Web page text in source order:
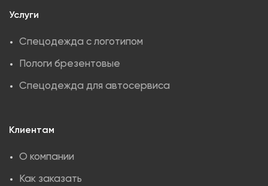
Услуги
Спецодежда с логотипом
Пологи брезентовые
Спецодежда для автосервиса
Клиентам
О компании
Как заказать